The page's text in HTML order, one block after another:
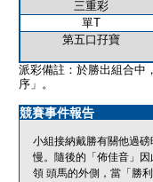
三重彩
單T
第五口孖寶
派彩備註：於勝出組合中
序」。
競賽事件報告
小組接納戴勝有關他過
慢。隨後的「佈佳音」
領 頭馬的外側，當「勝